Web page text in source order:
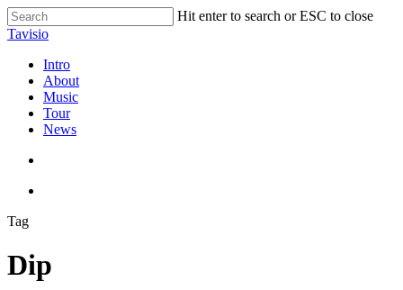
Skip
to
content
Hit enter to search or ESC to close
Close
Tavisio
search
Menu
Intro
About
Music
Tour
News
Tag
Dip